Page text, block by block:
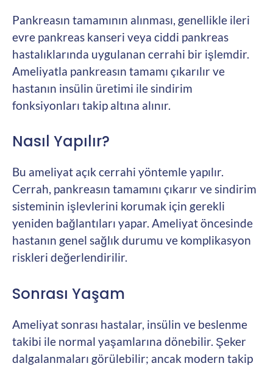
Pankreasın tamamının alınması, genellikle ileri
evre pankreas kanseri veya ciddi pankreas
hastalıklarında uygulanan cerrahi bir işlemdir.
Ameliyatla pankreasın tamamı çıkarılır ve
hastanın insülin üretimi ile sindirim
fonksiyonları takip altına alınır.
Nasıl Yapılır?
Bu ameliyat açık cerrahi yöntemle yapılır.
Cerrah, pankreasın tamamını çıkarır ve sindirim
sisteminin işlevlerini korumak için gerekli
yeniden bağlantıları yapar. Ameliyat öncesinde
hastanın genel sağlık durumu ve komplikasyon
riskleri değerlendirilir.
Sonrası Yaşam
Ameliyat sonrası hastalar, insülin ve beslenme
takibi ile normal yaşamlarına dönebilir. Şeker
dalgalanmaları görülebilir; ancak modern takip